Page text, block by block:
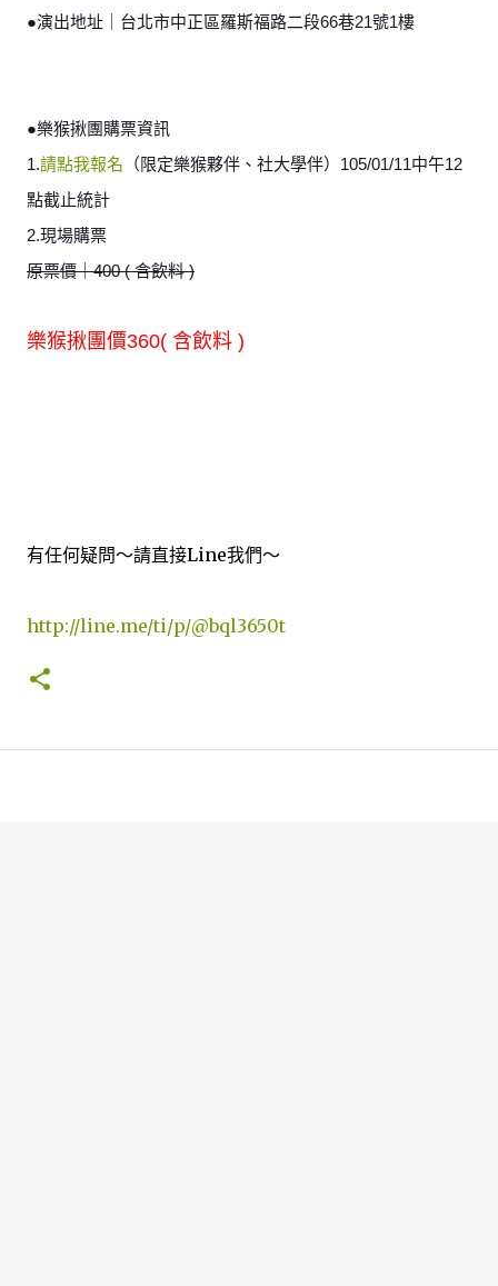
●演出地址｜台北市中正區羅斯福路二段66巷21號1樓
●樂猴揪團購票資訊
1.請點我報名 （限定樂猴夥伴、社大學伴）105/01/11中午12
點截止統計
2.現場購票
原票價｜400 ( 含飲料 )
樂猴揪團價360( 含飲料 )
有任何疑問～請直接Line我們～
http://line.me/ti/p/@bql3650t